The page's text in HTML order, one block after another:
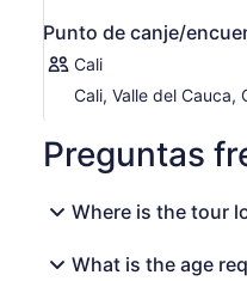
pero creo que vale la
La cascada es
y seguro que te va a
Este es el río más
Hermoso, delicioso agua
Todo es súper fácil:
Punto de canje/
Cali
Cali, Valle del Cauca,
Preguntas
Where is the tour
What is the age